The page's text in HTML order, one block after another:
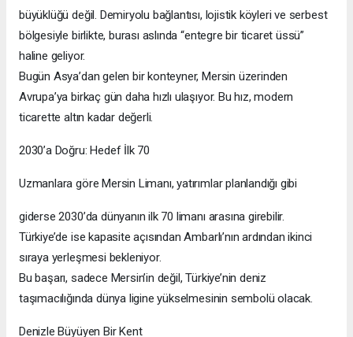
büyüklüğü değil. Demiryolu bağlantısı, lojistik köyleri ve serbest
bölgesiyle birlikte, burası aslında “entegre bir ticaret üssü”
haline geliyor.
Bugün Asya’dan gelen bir konteyner, Mersin üzerinden
Avrupa’ya birkaç gün daha hızlı ulaşıyor. Bu hız, modern
ticarette altın kadar değerli.
2030’a Doğru: Hedef İlk 70
Uzmanlara göre Mersin Limanı, yatırımlar planlandığı gibi
giderse 2030’da dünyanın ilk 70 limanı arasına girebilir.
Türkiye’de ise kapasite açısından Ambarlı’nın ardından ikinci
sıraya yerleşmesi bekleniyor.
Bu başarı, sadece Mersin’in değil, Türkiye’nin deniz
taşımacılığında dünya ligine yükselmesinin sembolü olacak.
Denizle Büyüyen Bir Kent